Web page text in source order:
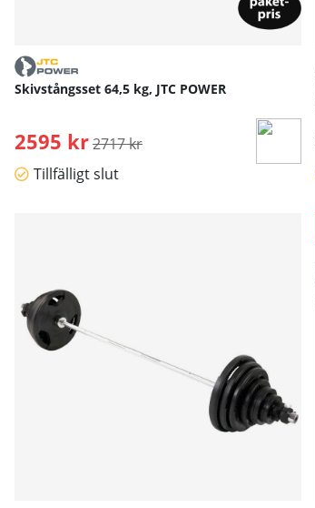
Skivstångsset 64,5 kg, JTC POWER
2595 kr Ordinarie pris:
2717 kr
Tillfälligt slut